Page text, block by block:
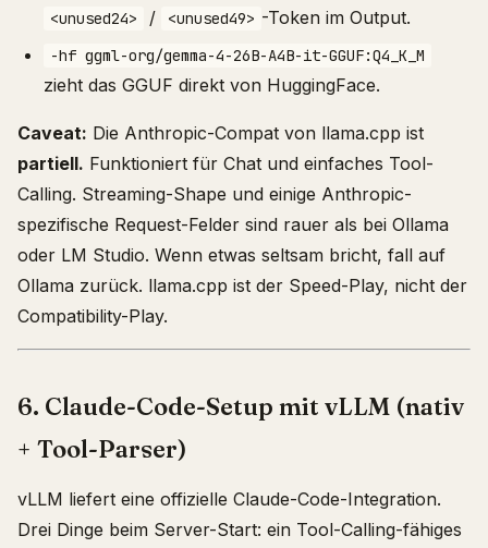
<unused24> / <unused49> -Token im Output.
-hf ggml-org/gemma-4-26B-A4B-it-GGUF:Q4_K_M
zieht das GGUF direkt von HuggingFace.
Caveat: Die Anthropic-Compat von llama.cpp ist
partiell. Funktioniert für Chat und einfaches Tool-
Calling. Streaming-Shape und einige Anthropic-
spezifische Request-Felder sind rauer als bei Ollama
oder LM Studio. Wenn etwas seltsam bricht, fall auf
Ollama zurück. llama.cpp ist der Speed-Play, nicht der
Compatibility-Play.
6. Claude-Code-Setup mit vLLM (nativ
+ Tool-Parser)
vLLM liefert eine offizielle Claude-Code-Integration.
Drei Dinge beim Server-Start: ein Tool-Calling-fähiges